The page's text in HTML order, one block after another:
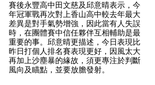
賽後永豐高中田文慈及邱意晴表示，今
年冠軍戰再次對上香山高中較去年最大
差異是對手氣勢增強，因此當有人失誤
時，在團體賽中信任夥伴互相輔助是最
重要的事。邱意晴更描述，今日表現比
昨日打個人排名賽表現更好，因風太大
再加上沙塵暴的緣故，須更專注於判斷
風向及瞄點，並要放膽發射。